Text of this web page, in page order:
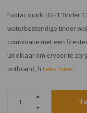
Exotac quickLIGHT Tinder
waterbestendige tinder
combinatie met een
uit elkaar om ervoor te
ontbrand, h Lees meer..